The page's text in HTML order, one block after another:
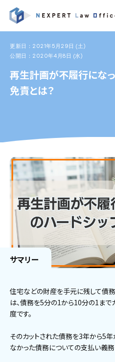
更新日：2021年5月29日 (土)
公開日：2020年4月8日 (水)
再生計画が不履行にな
免責とは？
サマリー
住宅などの財産を手元に残して債
は、債務を5分の1から10分の1まで
度です。
そのカットされた債務を3年から5
なかった債務についての支払い義務